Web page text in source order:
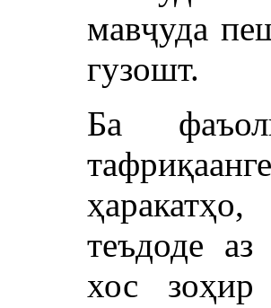
мавҷуда
гузошт.
Ба
теъдоде
хос зоҳир